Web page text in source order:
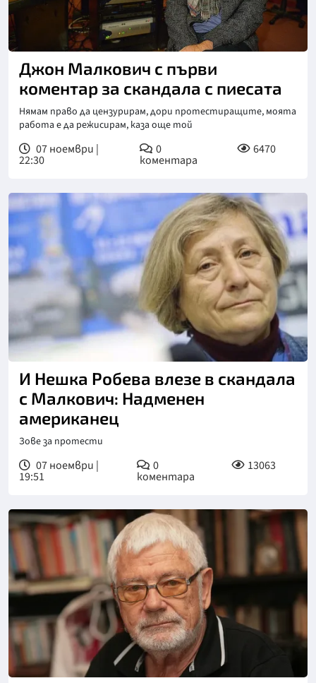
Джон Малкович с първи
коментар за скандала с пиесата
Нямам право да цензурирам, дори протестиращите, моята
работа е да режисирам, каза още той
07 ноември |
22:30
0
коментара
6470
И Нешка Робева влезе в скандала
с Малкович: Надменен
американец
Зове за протести
07 ноември |
19:51
0
коментара
13063